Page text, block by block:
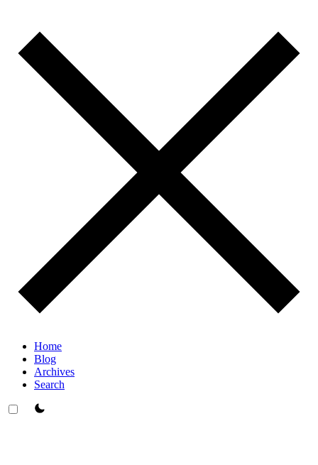
Home
Blog
Archives
Search
theme switcher